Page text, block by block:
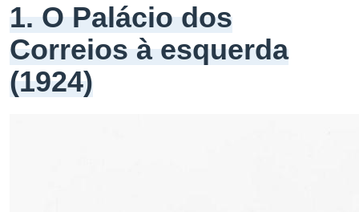
1. O Palácio dos
Correios à esquerda
(1924)